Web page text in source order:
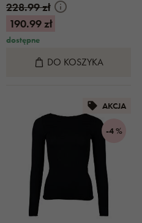
czarna
228.99 zł
190.99 zł
dostępne
DO KOSZYKA
AKCJA
-4 %